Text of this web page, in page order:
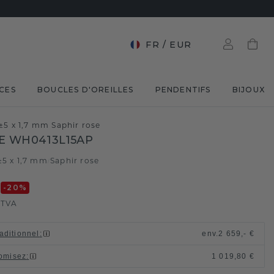
FR / EUR
BOUCLES D'OREILLES PENDENTIFS BIJOUX
x 1,7 mm Saphir rose
WH0413L15AP
x 1,7 mm Saphir rose
-20 %
: env.2 659,- €
: 1 019,80 €